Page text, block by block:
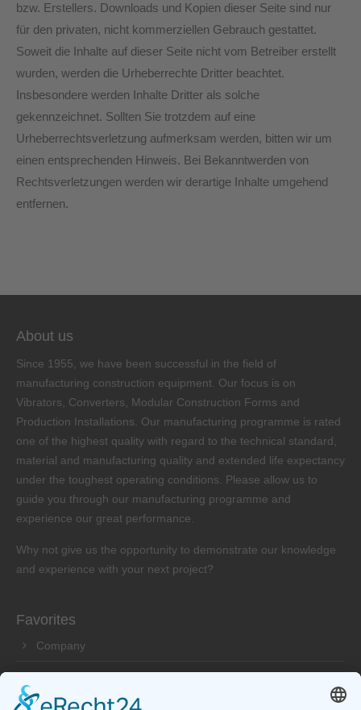
bzw. Erstellers. Downloads und Kopien dieser Seite sind nur
für den privaten, nicht kommerziellen Gebrauch gestattet.
Soweit die Inhalte auf dieser Seite nicht vom Betreiber erstellt
wurden, werden die Urheberrechte Dritter beachtet.
Insbesondere werden Inhalte Dritter als solche
gekennzeichnet. Sollten Sie trotzdem auf eine
Urheberrechtsverletzung aufmerksam werden, bitten wir um
einen entsprechenden Hinweis. Bei Bekanntwerden von
Rechtsverletzungen werden wir derartige Inhalte umgehend
entfernen.
About us
Since 1955, we have been successful in the field of
manufacturing construction equipment. Our focus is on
Vibrators, Converters, Modular Construction Forms and
Production Installations. Our manufacturing programme is rated
one of the highest quality with regard to the technical standard,
material and manufacturing quality and extended life expectancy
under the toughest operating conditions. Please allow us to
guide you through our manufacturing programme and
experience our great performance.
Why not give us the opportunity to demonstrate our knowledge
and experience with your next project?
Favorites
Company